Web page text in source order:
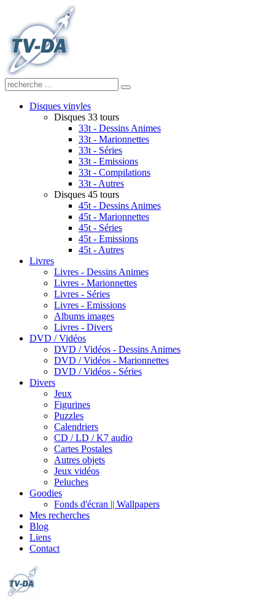
Disques vinyles
Disques 33 tours
33t - Dessins Animes
33t - Marionnettes
33t - Séries
33t - Emissions
33t - Compilations
33t - Autres
Disques 45 tours
45t - Dessins Animes
45t - Marionnettes
45t - Séries
45t - Emissions
45t - Autres
Livres
Livres - Dessins Animes
Livres - Marionnettes
Livres - Séries
Livres - Emissions
Albums images
Livres - Divers
DVD / Vidéos
DVD / Vidéos - Dessins Animes
DVD / Vidéos - Marionnettes
DVD / Vidéos - Séries
Divers
Jeux
Figurines
Puzzles
Calendriers
CD / LD / K7 audio
Cartes Postales
Autres objets
Jeux vidéos
Peluches
Goodies
Fonds d'écran || Wallpapers
Mes recherches
Blog
Liens
Contact